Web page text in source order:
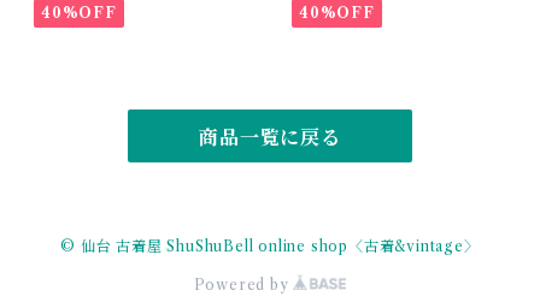
40%OFF 40%OFF
商品一覧に戻る
© 仙台 古着屋 ShuShuBell online shop〈古着&vintage〉
Powered by